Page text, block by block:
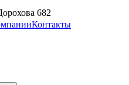
682
Контакты